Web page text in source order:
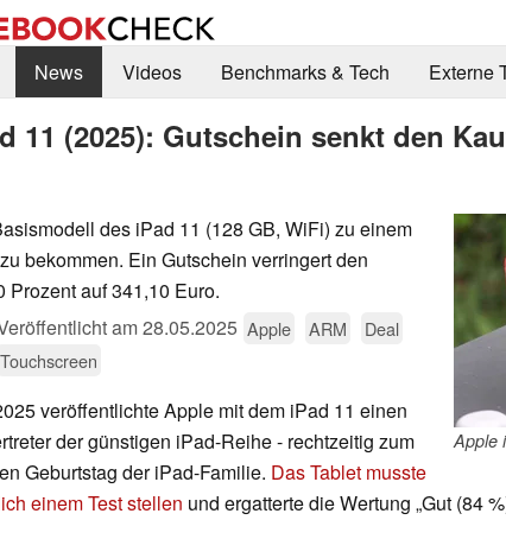
News Videos Benchmarks & Tech Externe
11 (2025): Gutschein senkt den
Apple
des iPad 11 (128 GB, WiFi) zu einem
bekommen. Ein Gutschein verringert den
Prozent auf 341,10 Euro.
am28.05.2025 Apple ARM
Deal
Touchscreen
veröffentlichte Apple mit dem iPad 11 einen
der günstigen iPad-Reihe - rechtzeitig zum
Geburtstag der iPad-Familie. Das Tablet musste
einem Test stellen und ergatterte die Wertung „Gut (84